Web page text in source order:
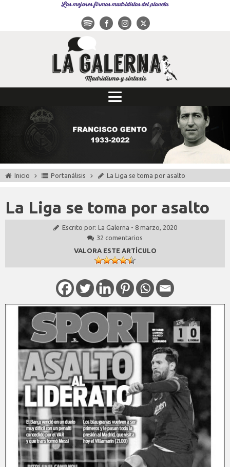
Las mejores firmas madridistas del planeta
Inicio Portanálisis La Liga se toma por asalto
La Liga se toma por asalto
Escrito por: La Galerna - 8 marzo, 2020
32 comentarios
VALORA ESTE ARTÍCULO